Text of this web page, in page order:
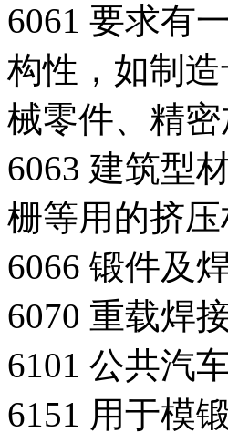
6061 要求有
构性，如制
械零件、精
6063 建筑型
栅等用的挤
6066 锻件及
6070 重载焊
6101 公共汽
6151 用于模